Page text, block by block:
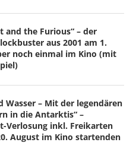
and the Furious“ – der
aus 2001 am 1.
noch einmal im Kino (mit
Wasser – Mit der legendären
in die Antarktis“ –
Verlosung inkl. Freikarten
August im Kino startenden